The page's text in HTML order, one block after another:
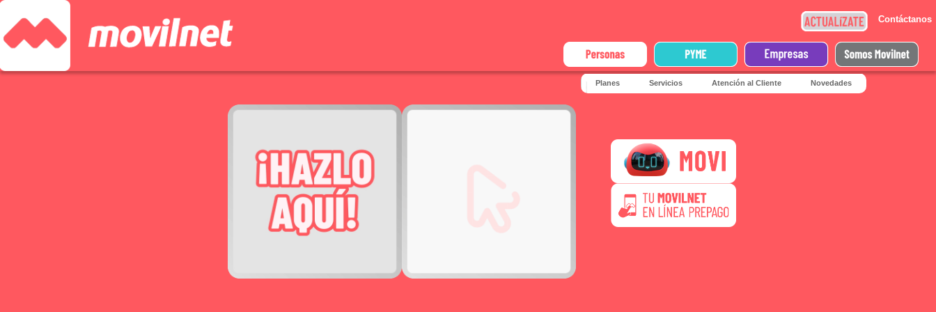
Contáctanos
Planes Servicios Atención al Cliente Novedades